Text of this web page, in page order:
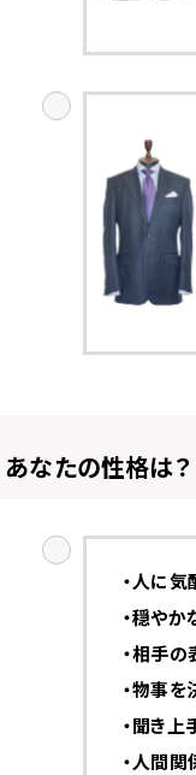
あなたの性格は？
・人に気
・穏やか
・相手
・物事
・聞き
・人間